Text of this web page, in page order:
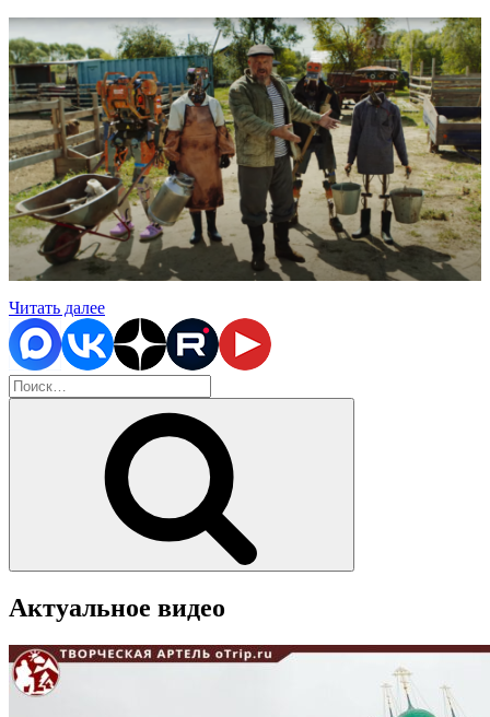
Читать далее«РУССКАЯ
КИБЕРДЕРЕВНЯ»
Искать:
Актуальное видео